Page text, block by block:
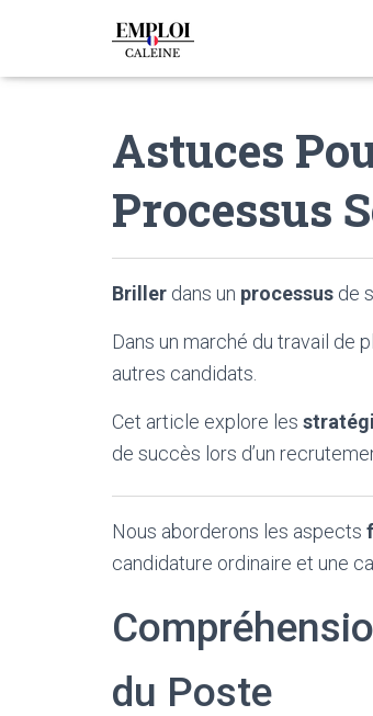
Astuces
Processus
Briller dans un processus de
Dans un marché du travail de
autres candidats.
Cet article explore les
de succès lors d’un
Nous aborderons les aspects
candidature ordinaire et une
du Poste